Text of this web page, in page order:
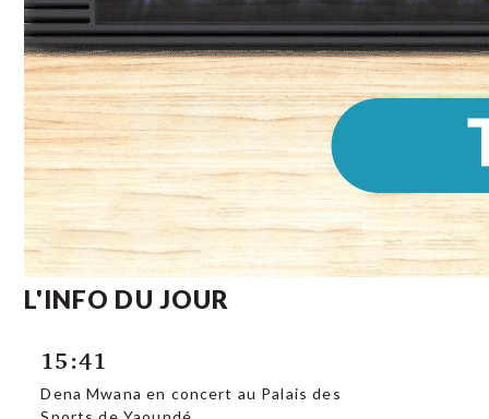
L'INFO DU JOUR
15:41
Dena Mwana en concert au Palais des